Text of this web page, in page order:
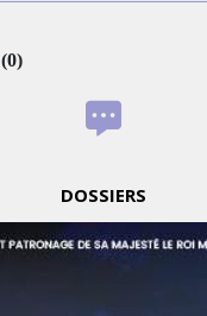
(0)
DOSSIERS